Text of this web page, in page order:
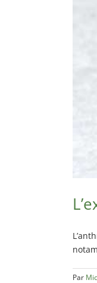
Par